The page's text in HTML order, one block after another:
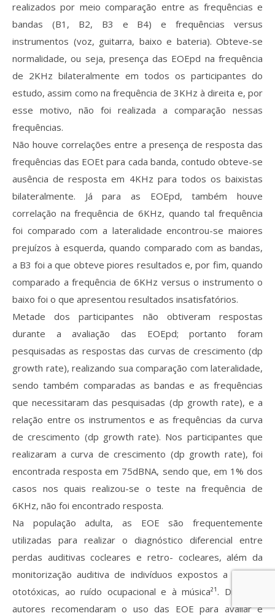
realizados por meio comparação entre as frequências e
bandas (B1, B2, B3 e B4) e frequências versus
instrumentos (voz, guitarra, baixo e bateria). Obteve-se
normalidade, ou seja, presença das EOEpd na frequência
de 2KHz bilateralmente em todos os participantes do
estudo, assim como na frequência de 3KHz à direita e, por
esse motivo, não foi realizada a comparação nessas
frequências.
Não houve correlações entre a presença de resposta das
frequências das EOEt para cada banda, contudo obteve-se
ausência de resposta em 4KHz para todos os baixistas
bilateralmente. Já para as EOEpd, também houve
correlação na frequência de 6KHz, quando tal frequência
foi comparado com a lateralidade encontrou-se maiores
prejuízos à esquerda, quando comparado com as bandas,
a B3 foi a que obteve piores resultados e, por fim, quando
comparado a frequência de 6KHz versus o instrumento o
baixo foi o que apresentou resultados insatisfatórios.
Metade dos participantes não obtiveram respostas
durante a avaliação das EOEpd; portanto foram
pesquisadas as respostas das curvas de crescimento (dp
growth rate), realizando sua comparação com lateralidade,
sendo também comparadas as bandas e as frequências
que necessitaram das pesquisadas (dp growth rate), e a
relação entre os instrumentos e as frequências da curva
de crescimento (dp growth rate). Nos participantes que
realizaram a curva de crescimento (dp growth rate), foi
encontrada resposta em 75dBNA, sendo que, em 1% dos
casos nos quais realizou-se o teste na frequência de
6KHz, não foi encontrado resposta.
Na população adulta, as EOE são frequentemente
utilizadas para realizar o diagnóstico diferencial entre
perdas auditivas cocleares e retro- cocleares, além da
monitorização auditiva de indivíduos expostos a drogas
ototóxicas, ao ruído ocupacional e à música²¹. Diversos
autores recomendaram o uso das EOE para avaliar e